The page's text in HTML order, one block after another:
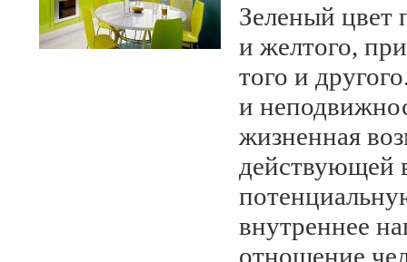
Зеленый цвет
и желтого,
того и
и
жизненная
действующей
внутреннее
отношение